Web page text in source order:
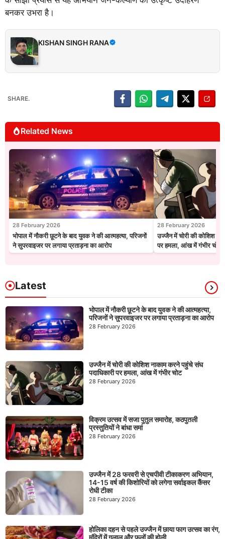
बनकर उभरा है।
KISHAN SINGH RANA
SHARE.
Related News
28 February 2026
भोपाल में नौकरी छूटने के बाद युवक ने की आत्महत्या, परिजनों
ने सुपरवाइजर पर लगाया प्रताड़ना का आरोप
28 February 2026
उज्जैन में चोरी की कोशिश
पर हमला, आंख में गंभीर चोट
Latest
भोपाल में नौकरी छूटने के बाद युवक ने की आत्महत्या,
परिजनों ने सुपरवाइजर पर लगाया प्रताड़ना का आरोप
28 February 2026
उज्जैन में चोरी की कोशिश नाकाम करने पहुंचे संघ
पदाधिकारी पर हमला, आंख में गंभीर चोट
28 February 2026
विक्रम उत्सव में सजा पुतुल समारोह, कठपुतली
प्रस्तुतियों ने बांधा समां
28 February 2026
उज्जैन में 28 फरवरी से एचपीवी टीकाकरण अभियान,
14-15 वर्ष की किशोरियों को लगेगा सर्वाइकल कैंसर
रोधी टीका
28 February 2026
होलिका दहन से पहले उज्जैन में छाया फाग उत्सव का रंग,
मंदिरों में गुलाल और फूलों की होली